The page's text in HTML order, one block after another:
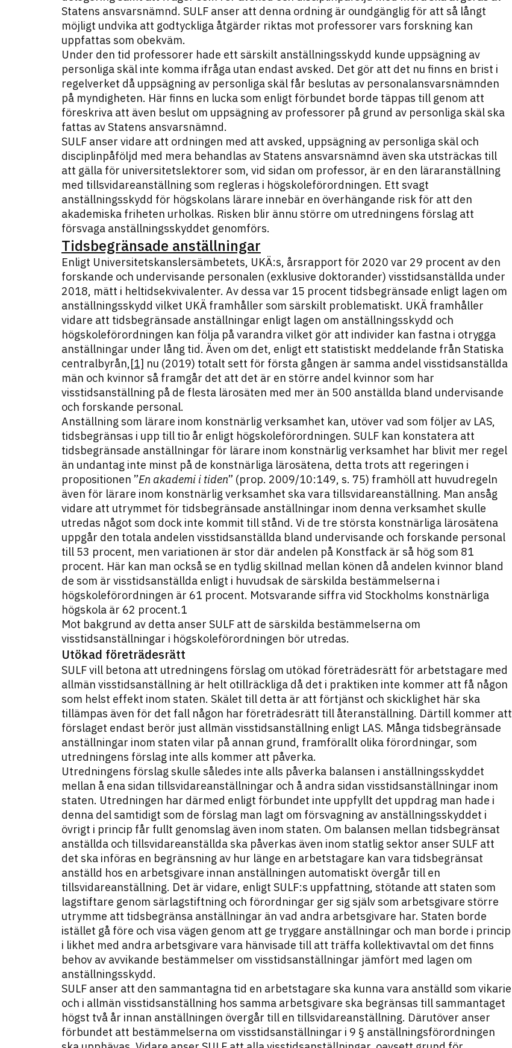
Statens ansvarsnämnd. SULF anser att denna ordning är oundgänglig för att så långt
möjligt undvika att godtyckliga åtgärder riktas mot professorer vars forskning kan
uppfattas som obekväm.
Under den tid professorer hade ett särskilt anställningsskydd kunde uppsägning av
personliga skäl inte komma ifråga utan endast avsked. Det gör att det nu finns en brist i
regelverket då uppsägning av personliga skäl får beslutas av personalansvarsnämnden
på myndigheten. Här finns en lucka som enligt förbundet borde täppas till genom att
föreskriva att även beslut om uppsägning av professorer på grund av personliga skäl ska
fattas av Statens ansvarsnämnd.
SULF anser vidare att ordningen med att avsked, uppsägning av personliga skäl och
disciplinpåföljd med mera behandlas av Statens ansvarsnämnd även ska utsträckas till
att gälla för universitetslektorer som, vid sidan om professor, är en den läraranställning
med tillsvidareanställning som regleras i högskoleförordningen. Ett svagt
anställningsskydd för högskolans lärare innebär en överhängande risk för att den
akademiska friheten urholkas. Risken blir ännu större om utredningens förslag att
försvaga anställningsskyddet genomförs.
Tidsbegränsade anställningar
Enligt Universitetskanslersämbetets, UKÄ:s, årsrapport för 2020 var 29 procent av den
forskande och undervisande personalen (exklusive doktorander) visstidsanställda under
2018, mätt i heltidsekvivalenter. Av dessa var 15 procent tidsbegränsade enligt lagen om
anställningsskydd vilket UKÄ framhåller som särskilt problematiskt. UKÄ framhåller
vidare att tidsbegränsade anställningar enligt lagen om anställningsskydd och
högskoleförordningen kan följa på varandra vilket gör att individer kan fastna i otrygga
anställningar under lång tid. Även om det, enligt ett statistiskt meddelande från Statiska
centralbyrån,[1] nu (2019) totalt sett för första gången är samma andel visstidsanställda
män och kvinnor så framgår det att det är en större andel kvinnor som har
visstidsanställning på de flesta lärosäten med mer än 500 anställda bland undervisande
och forskande personal.
Anställning som lärare inom konstnärlig verksamhet kan, utöver vad som följer av LAS,
tidsbegränsas i upp till tio år enligt högskoleförordningen. SULF kan konstatera att
tidsbegränsade anställningar för lärare inom konstnärlig verksamhet har blivit mer regel
än undantag inte minst på de konstnärliga lärosätena, detta trots att regeringen i
propositionen ”En akademi i tiden” (prop. 2009/10:149, s. 75) framhöll att huvudregeln
även för lärare inom konstnärlig verksamhet ska vara tillsvidareanställning. Man ansåg
vidare att utrymmet för tidsbegränsade anställningar inom denna verksamhet skulle
utredas något som dock inte kommit till stånd. Vi de tre största konstnärliga lärosätena
uppgår den totala andelen visstidsanställda bland undervisande och forskande personal
till 53 procent, men variationen är stor där andelen på Konstfack är så hög som 81
procent. Här kan man också se en tydlig skillnad mellan könen då andelen kvinnor bland
de som är visstidsanställda enligt i huvudsak de särskilda bestämmelserna i
högskoleförordningen är 61 procent. Motsvarande siffra vid Stockholms konstnärliga
högskola är 62 procent.1
Mot bakgrund av detta anser SULF att de särskilda bestämmelserna om
visstidsanställningar i högskoleförordningen bör utredas.
Utökad företrädesrätt
SULF vill betona att utredningens förslag om utökad företrädesrätt för arbetstagare med
allmän visstidsanställning är helt otillräckliga då det i praktiken inte kommer att få någon
som helst effekt inom staten. Skälet till detta är att förtjänst och skicklighet här ska
tillämpas även för det fall någon har företrädesrätt till återanställning. Därtill kommer att
förslaget endast berör just allmän visstidsanställning enligt LAS. Många tidsbegränsade
anställningar inom staten vilar på annan grund, framförallt olika förordningar, som
utredningens förslag inte alls kommer att påverka.
Utredningens förslag skulle således inte alls påverka balansen i anställningsskyddet
mellan å ena sidan tillsvidareanställningar och å andra sidan visstidsanställningar inom
staten. Utredningen har därmed enligt förbundet inte uppfyllt det uppdrag man hade i
denna del samtidigt som de förslag man lagt om försvagning av anställningsskyddet i
övrigt i princip får fullt genomslag även inom staten. Om balansen mellan tidsbegränsat
anställda och tillsvidareanställda ska påverkas även inom statlig sektor anser SULF att
det ska införas en begränsning av hur länge en arbetstagare kan vara tidsbegränsat
anställd hos en arbetsgivare innan anställningen automatiskt övergår till en
tillsvidareanställning. Det är vidare, enligt SULF:s uppfattning, stötande att staten som
lagstiftare genom särlagstiftning och förordningar ger sig själv som arbetsgivare större
utrymme att tidsbegränsa anställningar än vad andra arbetsgivare har. Staten borde
istället gå före och visa vägen genom att ge tryggare anställningar och man borde i princip
i likhet med andra arbetsgivare vara hänvisade till att träffa kollektivavtal om det finns
behov av avvikande bestämmelser om visstidsanställningar jämfört med lagen om
anställningsskydd.
SULF anser att den sammantagna tid en arbetstagare ska kunna vara anställd som vikarie
och i allmän visstidsanställning hos samma arbetsgivare ska begränsas till sammantaget
högst två år innan anställningen övergår till en tillsvidareanställning. Därutöver anser
förbundet att bestämmelserna om visstidsanställningar i 9 § anställningsförordningen